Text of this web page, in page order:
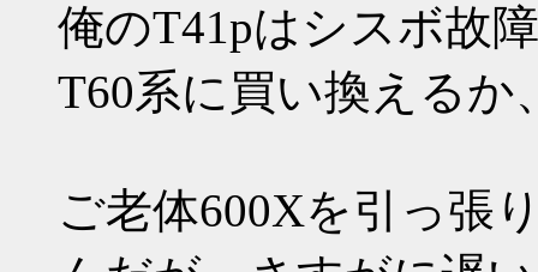
俺のT41pはシスボ故
T60系に買い換えるか
ご老体600Xを引っ張